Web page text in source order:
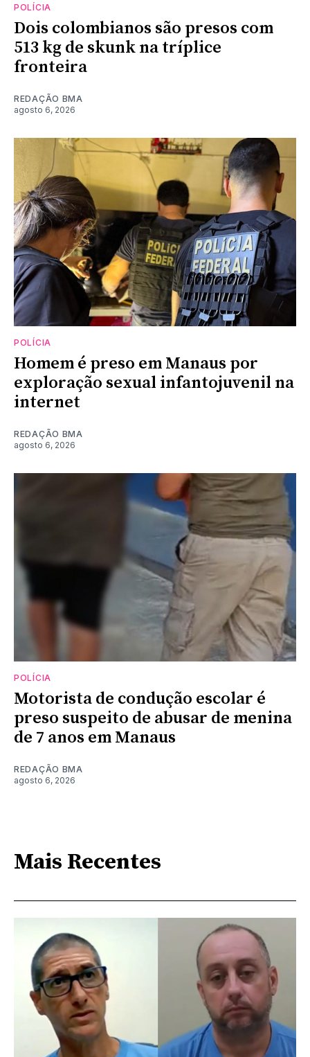
POLÍCIA
Dois colombianos são presos com
513 kg de skunk na tríplice
fronteira
REDAÇÃO BMA
agosto 6, 2026
POLÍCIA
Homem é preso em Manaus por
exploração sexual infantojuvenil na
internet
REDAÇÃO BMA
agosto 6, 2026
POLÍCIA
Motorista de condução escolar é
preso suspeito de abusar de menina
de 7 anos em Manaus
REDAÇÃO BMA
agosto 6, 2026
Mais Recentes